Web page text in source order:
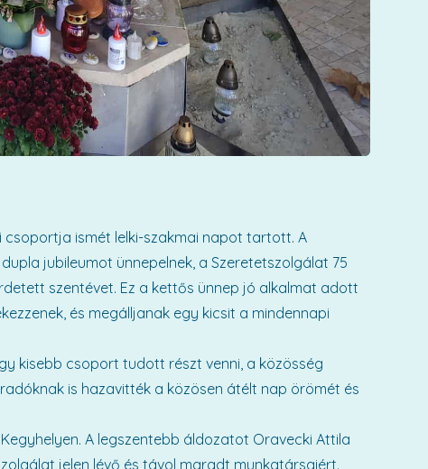
ismét lelki-szakmai napot tartott. A
jubileumot ünnepelnek, a Szeretetszolgálat 75
szentévet. Ez a kettős ünnep jó alkalmat adott
és megálljanak egy kicsit a mindennapi
kisebb csoport tudott részt venni, a közösség
is hazavitték a közösen átélt nap örömét és
A legszentebb áldozatot Oravecki Attila
jelen lévő és távol maradt munkatársaiért.